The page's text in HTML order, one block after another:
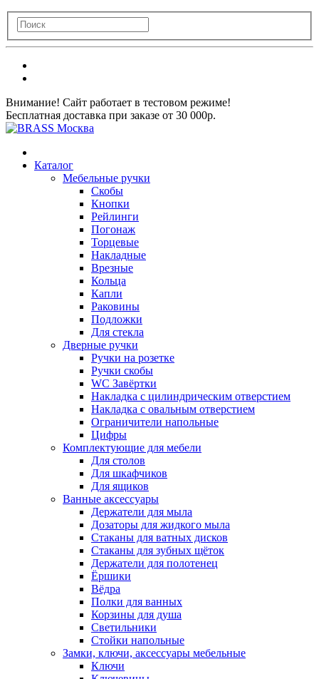
Внимание! Сайт работает в тестовом режиме!
Бесплатная доставка при заказе от 30 000р.
Каталог
Мебельные ручки
Скобы
Кнопки
Рейлинги
Погонаж
Торцевые
Накладные
Врезные
Кольца
Капли
Раковины
Подложки
Для стекла
Дверные ручки
Ручки на розетке
Ручки скобы
WC Завёртки
Накладка с цилиндрическим отверстием
Накладка с овальным отверстием
Ограничители напольные
Цифры
Комплектующие для мебели
Для столов
Для шкафчиков
Для ящиков
Ванные аксессуары
Держатели для мыла
Дозаторы для жидкого мыла
Стаканы для ватных дисков
Стаканы для зубных щёток
Держатели для полотенец
Ёршики
Вёдра
Полки для ванных
Корзины для душа
Светильники
Стойки напольные
Замки, ключи, аксессуары мебельные
Ключи